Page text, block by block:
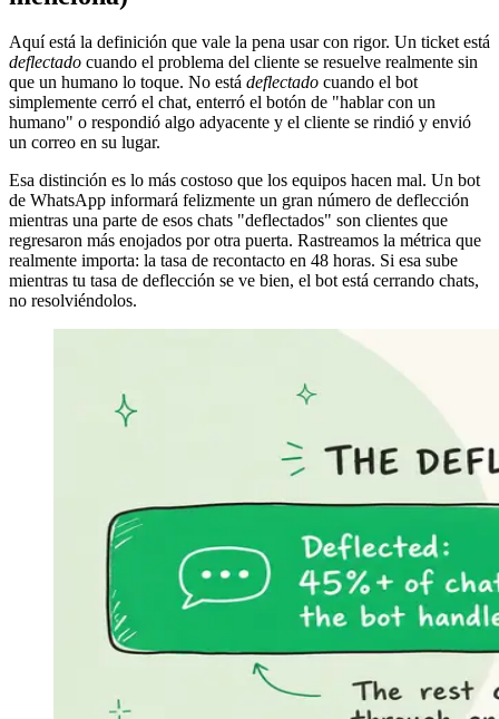
Aquí está la definición que vale la pena usar con rigor. Un ticket está
deflectado cuando el problema del cliente se resuelve realmente sin
que un humano lo toque. No está deflectado cuando el bot
simplemente cerró el chat, enterró el botón de "hablar con un
humano" o respondió algo adyacente y el cliente se rindió y envió
un correo en su lugar.
Esa distinción es lo más costoso que los equipos hacen mal. Un bot
de WhatsApp informará felizmente un gran número de deflección
mientras una parte de esos chats "deflectados" son clientes que
regresaron más enojados por otra puerta. Rastreamos la métrica que
realmente importa: la tasa de recontacto en 48 horas. Si esa sube
mientras tu tasa de deflección se ve bien, el bot está cerrando chats,
no resolviéndolos.